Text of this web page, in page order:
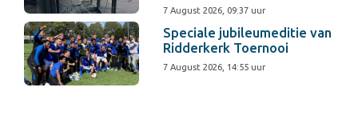
7 August 2026, 09:37 uur
Speciale jubileumeditie van
Ridderkerk Toernooi
7 August 2026, 14:55 uur